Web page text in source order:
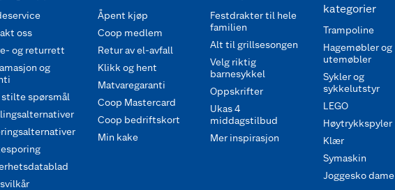
oss
og returrett
og
spørsmål
Åpent kjøp
Coop medlem
Retur av el-avfall
Klikk og hent
Matvaregaranti
Coop Mastercard
Coop bedriftskort
Min kake
Festdrakter til hele
familien
Alt til grillsesongen
Velg riktig
barnesykkel
Oppskrifter
Ukas 4
middagstilbud
Mer inspirasjon
kategorier
Trampoline
Hagemøbler og
utemøbler
Sykler og
sykkelutstyr
LEGO
Høytrykkspyler
Klær
Symaskin
Joggesko dame